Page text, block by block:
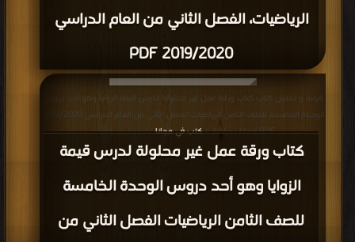
الرياضيات، الفصل الثاني من العام الدراسي
2019/2020 PDF
كتاب ورقة عمل غير محلولة لدرس قيمة
الزوايا وهو أحد دروس الوحدة الخامسة
للصف الثامن الرياضيات الفصل الثاني من
قراءة و تحميل كتاب كتاب ورقة عمل غير محلولة لدرس قيمة الزوايا وهو أحد دروس
الوحدة الخامسة للصف الثامن الرياضيات الفصل الثاني من العام الدراسي 2019/2020
PDF مجانا | مكتبة >
كتب في مجانا| التحميل : مرة/مرات